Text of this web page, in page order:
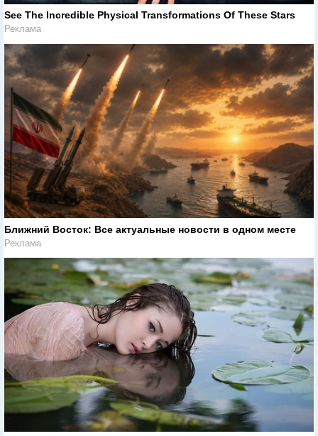
See The Incredible Physical Transformations Of These Stars
Реклама
Ближний Восток: Все актуальные новости в одном месте
Реклама